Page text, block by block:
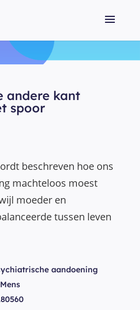
andere kant
spoor
beschreven hoe ons
machteloos moest
moeder en
tussen leven
aandoening